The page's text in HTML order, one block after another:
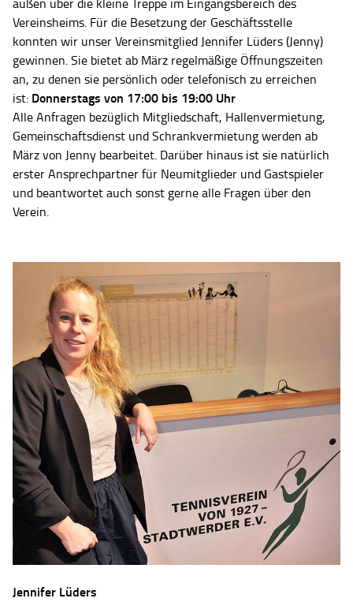
außen über die kleine Treppe im Eingangsbereich des
Vereinsheims. Für die Besetzung der Geschäftsstelle
konnten wir unser Vereinsmitglied Jennifer Lüders (Jenny)
gewinnen. Sie bietet ab März regelmäßige Öffnungszeiten
an, zu denen sie persönlich oder telefonisch zu erreichen
ist: Donnerstags von 17:00 bis 19:00 Uhr
Alle Anfragen bezüglich Mitgliedschaft, Hallenvermietung,
Gemeinschaftsdienst und Schrankvermietung werden ab
März von Jenny bearbeitet. Darüber hinaus ist sie natürlich
erster Ansprechpartner für Neumitglieder und Gastspieler
und beantwortet auch sonst gerne alle Fragen über den
Verein.
Jennifer Lüders